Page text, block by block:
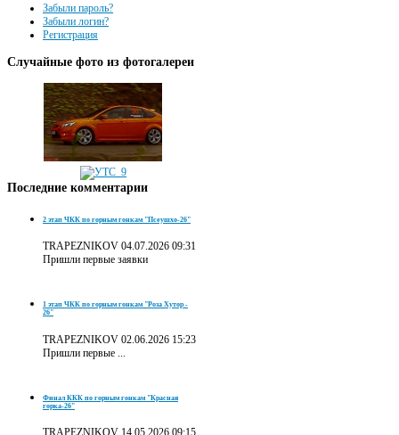
Забыли пароль?
Забыли логин?
Регистрация
Случайные фото из фотогалереи
Последние комментарии
2 этап ЧКК по горным гонкам "Псеушхо-26"
TRAPEZNIKOV 04.07.2026 09:31
Пришли первые заявки
1 этап ЧКК по горным гонкам "Роза Хутор -
26"
TRAPEZNIKOV 02.06.2026 15:23
Пришли первые ...
Финал ККК по горным гонкам "Красная
горка-26"